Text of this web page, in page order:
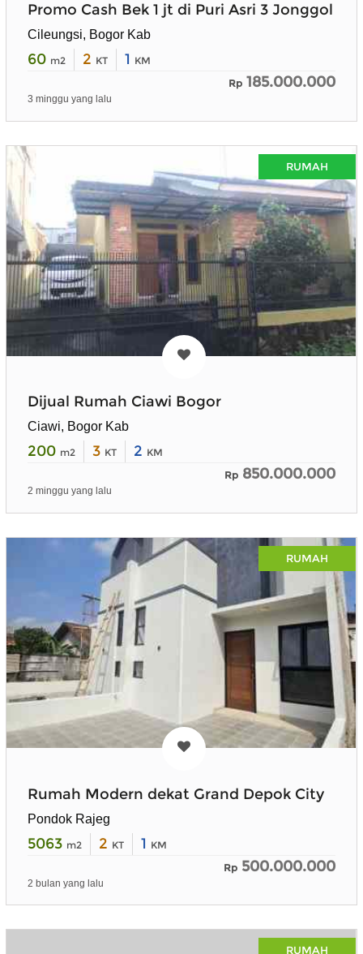
Promo Cash Bek 1 jt di Puri Asri 3 Jonggol
Cileungsi, Bogor Kab
60 m2 2 KT 1 KM
Rp 185.000.000
3 minggu yang lalu
RUMAH
Dijual Rumah Ciawi Bogor
Ciawi, Bogor Kab
200 m2 3 KT 2 KM
Rp 850.000.000
2 minggu yang lalu
RUMAH
Rumah Modern dekat Grand Depok City
Pondok Rajeg
5063 m2 2 KT 1 KM
Rp 500.000.000
2 bulan yang lalu
RUMAH